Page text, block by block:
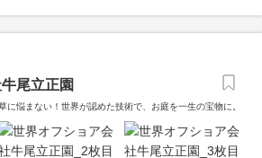
尾立正園
に悩まない！世界が認めた技術で、お庭を一生の宝物に。